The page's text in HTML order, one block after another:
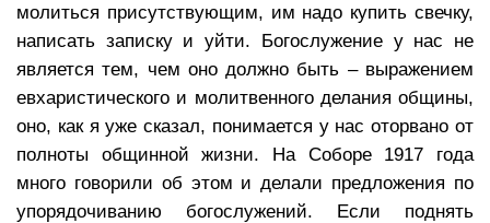
молиться присутствующим, им надо купить свечку,
написать записку и уйти. Богослужение у нас не
является тем, чем оно должно быть – выражением
евхаристического и молитвенного делания общины,
оно, как я уже сказал, понимается у нас оторвано от
полноты общинной жизни. На Соборе 1917 года
много говорили об этом и делали предложения по
упорядочиванию богослужений. Если поднять